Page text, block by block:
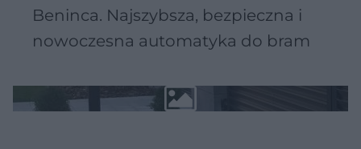
Beninca. Najszybsza, bezpieczna i
nowoczesna automatyka do bram